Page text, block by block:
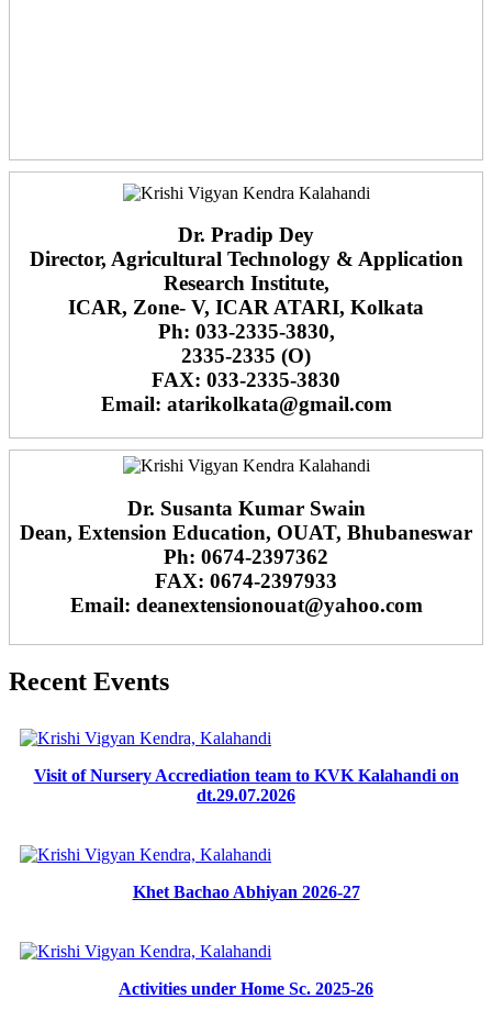
Dr. Pradip Dey
Director, Agricultural Technology & Application
Research Institute,
ICAR, Zone- V, ICAR ATARI, Kolkata
Ph: 033-2335-3830,
2335-2335 (O)
FAX: 033-2335-3830
Email: atarikolkata@gmail.com
Dr. Susanta Kumar Swain
Dean, Extension Education, OUAT, Bhubaneswar
Ph: 0674-2397362
FAX: 0674-2397933
Email: deanextensionouat@yahoo.com
Recent Events
Visit of Nursery Accrediation team to KVK Kalahandi on
dt.29.07.2026
Khet Bachao Abhiyan 2026-27
Activities under Home Sc. 2025-26